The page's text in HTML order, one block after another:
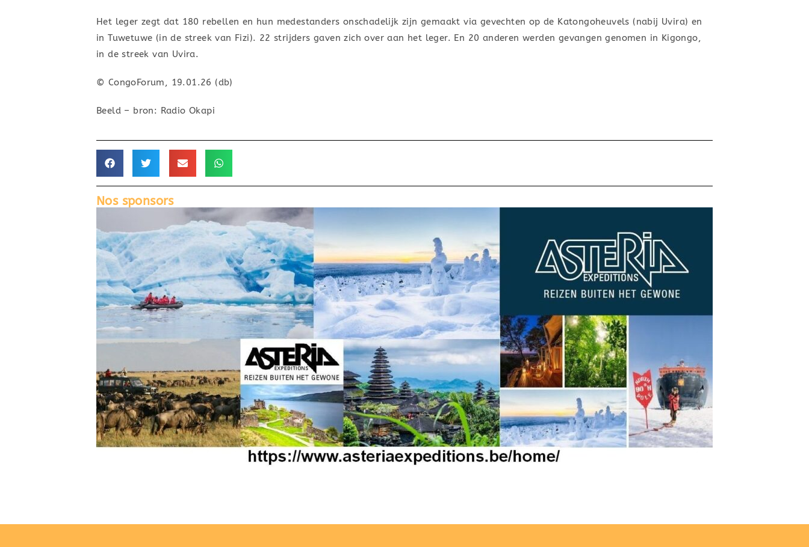
Het leger zegt dat 180 rebellen en hun medestanders onschadelijk zijn gemaakt via gevechten op de Katongoheuvels (nabij Uvira) en
in Tuwetuwe (in de streek van Fizi). 22 strijders gaven zich over aan het leger. En 20 anderen werden gevangen genomen in Kigongo,
in de streek van Uvira.
© CongoForum, 19.01.26 (db)
Beeld – bron: Radio Okapi
Nos sponsors